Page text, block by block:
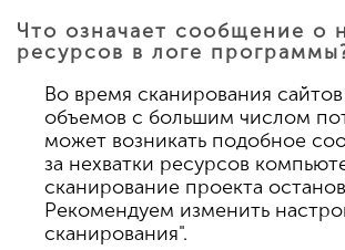
Что означает сообщение о
ресурсов в логе
Во время сканирования
объемов с большим числом
может возникать подобное
за нехватки ресурсов
сканирование проекта
Рекомендуем изменить
сканирования".